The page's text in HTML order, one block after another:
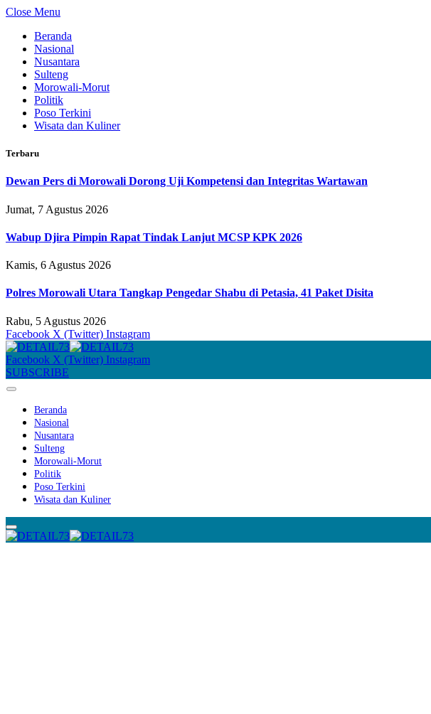
Close Menu
Beranda
Nasional
Nusantara
Sulteng
Morowali-Morut
Politik
Poso Terkini
Wisata dan Kuliner
Terbaru
Dewan Pers di Morowali Dorong Uji Kompetensi dan Integritas Wartawan
Jumat, 7 Agustus 2026
Wabup Djira Pimpin Rapat Tindak Lanjut MCSP KPK 2026
Kamis, 6 Agustus 2026
Polres Morowali Utara Tangkap Pengedar Shabu di Petasia, 41 Paket Disita
Rabu, 5 Agustus 2026
Facebook X (Twitter) Instagram
Facebook X (Twitter) Instagram
SUBSCRIBE
Beranda
Nasional
Nusantara
Sulteng
Morowali-Morut
Politik
Poso Terkini
Wisata dan Kuliner